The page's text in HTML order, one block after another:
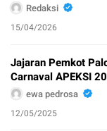
Redaksi
15/04/2026
Jajaran Pemkot
Carnaval APEKSI
ewa pedrosa
12/05/2025